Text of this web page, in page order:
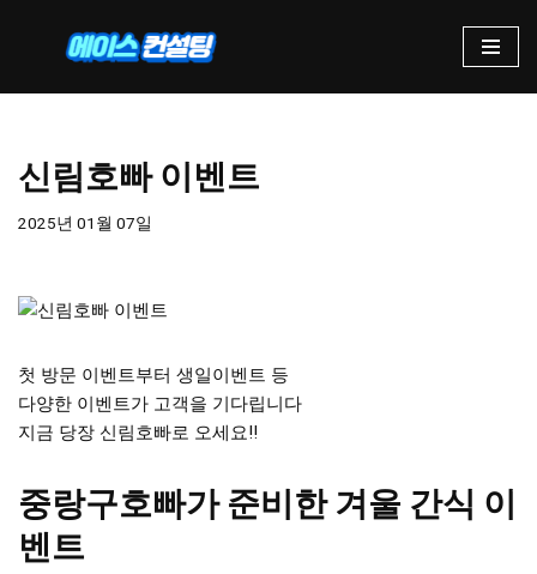
텐
건
신림호빠 이벤트
2025년 01월 07일
첫 방문 이벤트부터 생일이벤트 등
다양한 이벤트가 고객을 기다립니다
지금 당장 신림호빠로 오세요!!
중랑구호빠가 준비한 겨울 간식 이
벤트